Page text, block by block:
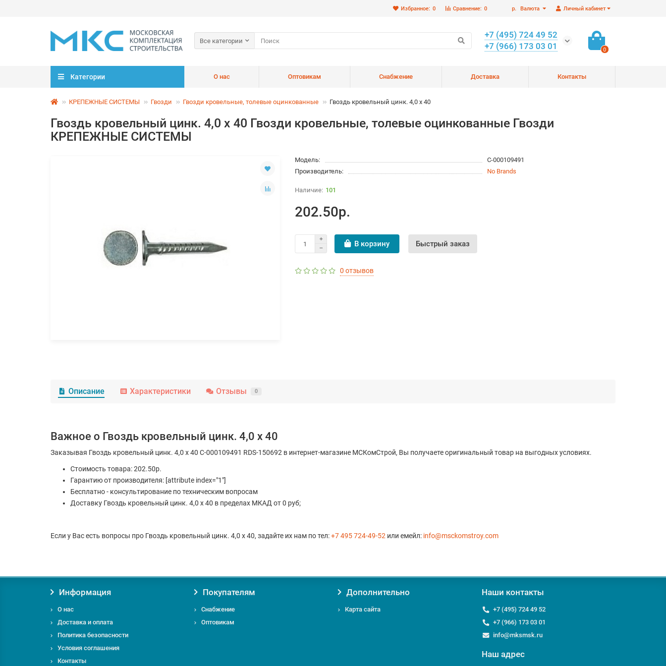
Личный кабинет
р. Валюта
Сравнение: 0
Избранное: 0
Все категории
+7 (495) 724 49 52
+7 (966) 173 03 01
0
Категории О нас Оптовикам Снабжение Доставка Контакты
КРЕПЕЖНЫЕ СИСТЕМЫ Гвозди Гвозди кровельные, толевые оцинкованные Гвоздь кровельный цинк. 4,0 х 40
Гвоздь кровельный цинк. 4,0 х 40 Гвозди кровельные, толевые оцинкованные Гвозди
КРЕПЕЖНЫЕ СИСТЕМЫ
Модель:
С-000109491
Производитель:
No Brands
101
202.50р.
В корзину Быстрый заказ
0 отзывов
Описание Характеристики Отзывы 0
Важное о Гвоздь кровельный цинк. 4,0 х 40
Заказывая Гвоздь кровельный цинк. 4,0 х 40 С-000109491 RDS-150692 в интернет-магазине МСКомСтрой, Вы получаете оригинальный товар на выгодных условиях.
Стоимость товара: 202.50р.
Гарантию от производителя: [attribute index="1"]
Бесплатно - консультирование по техническим вопросам
Доставку Гвоздь кровельный цинк. 4,0 х 40 в пределах МКАД от 0 руб;
Если у Вас есть вопросы про Гвоздь кровельный цинк. 4,0 х 40, задайте их нам по тел:+7 495 724-49-52 или емейл: info@msckomstroy.com
Информация
О нас
Доставка и оплата
Политика безопасности
Условия соглашения
Контакты
Покупателям
Снабжение
Оптовикам
Дополнительно
Карта сайта
Наши контакты
+7 (495) 724 49 52
+7 (966) 173 03 01
info@mksmsk.ru
Наш адрес